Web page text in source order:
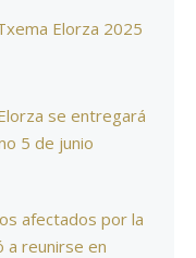
Elorza 2025
se entregará
5 de junio
afectados por la
a reunirse en